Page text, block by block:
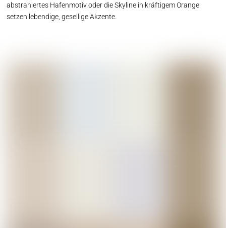
abstrahiertes Hafenmotiv oder die Skyline in kräftigem Orange
setzen lebendige, gesellige Akzente.